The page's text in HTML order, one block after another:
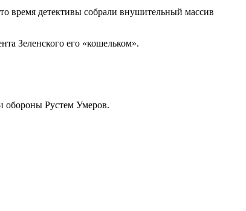
время детективы собрали внушительный массив
Зеленского его «кошельком».
обороны Рустем Умеров.